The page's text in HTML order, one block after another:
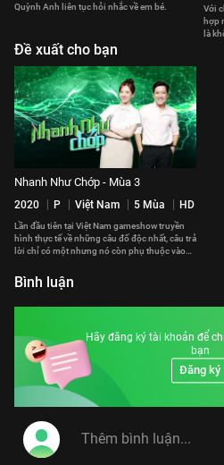
Quỳnh Anh liên tục hỏi nhắc về em bé.
Với
hợp
là
Đề xuất cho bạn
Nhanh Như Chớp - Mùa 3
2020 P Việt Nam 5 Mùa HD
Lần đầu tiên tại Việt Nam gameshow truyền
hình thực tế về những câu đố độc nhất, câu trả
lời chỉ có một nhưng nó còn phụ thuộc vào
những đáp án hài hước từ người chơi.
Bình luận
Hãy đăng ký tài khoản để
bạn
Đăng ký